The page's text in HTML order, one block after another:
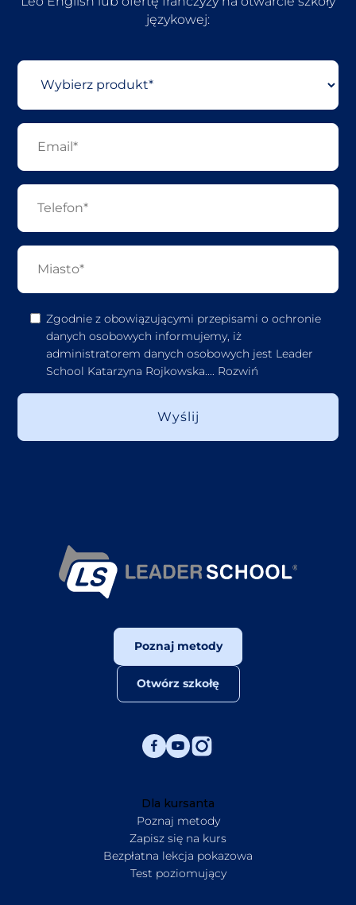
językowej:
Zgodnie z obowiązującymi przepisami o ochronie
danych osobowych informujemy, iż
administratorem danych osobowych jest Leader
School Katarzyna Rojkowska.... Rozwiń
Poznaj metody
Otwórz szkołę
Dla kursanta
Poznaj metody
Zapisz się na kurs
Bezpłatna lekcja pokazowa
Test poziomujący